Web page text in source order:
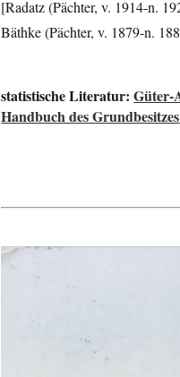
[Radatz (Pächter, v. 1914-n.
Bäthke (Pächter, v. 1879-n.
statistische Literatur:Güter-
Handbuch des